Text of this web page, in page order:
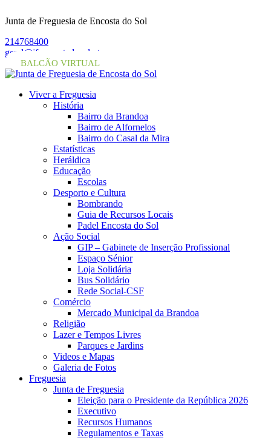
Junta de Freguesia de Encosta do Sol
214768400
geral@jf-encostadosol.pt
BALCÃO VIRTUAL
Viver a Freguesia
História
Bairro da Brandoa
Bairro de Alfornelos
Bairro do Casal da Mira
Estatísticas
Heráldica
Educação
Escolas
Desporto e Cultura
Bombrando
Guia de Recursos Locais
Padel Encosta do Sol
Ação Social
GIP – Gabinete de Inserção Profissional
Espaço Sénior
Loja Solidária
Bus Solidário
Rede Social-CSF
Comércio
Mercado Municipal da Brandoa
Religião
Lazer e Tempos Livres
Parques e Jardins
Videos e Mapas
Galeria de Fotos
Freguesia
Junta de Freguesia
Eleição para o Presidente da República 2026
Executivo
Recursos Humanos
Regulamentos e Taxas